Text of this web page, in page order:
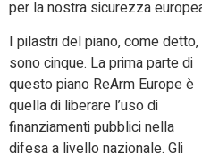
per la nostra sicurezza
I pilastri del piano, come detto,
sono cinque. La prima parte di
questo piano ReArm Europe è
quella di liberare l’uso di
finanziamenti pubblici nella
difesa a livello nazionale. Gli